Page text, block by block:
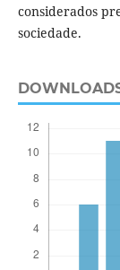
considerados
sociedade.